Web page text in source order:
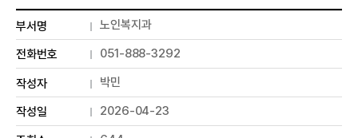
부서명 노인복지과
전화번호 051-888-3292
작성자 박민
작성일 2026-04-23